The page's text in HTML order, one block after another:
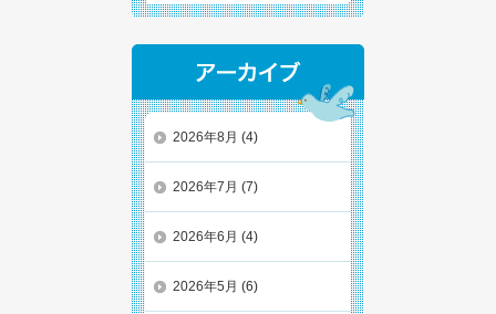
2026年8月 (4)
2026年7月 (7)
2026年6月 (4)
2026年5月 (6)